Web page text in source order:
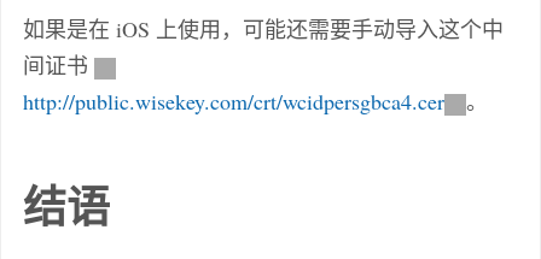
如果是在 iOS 上使用，可能还需要手动导入这个中
间证书
http://public.wisekey.com/crt/wcidpersgbca4.cer
。
结语